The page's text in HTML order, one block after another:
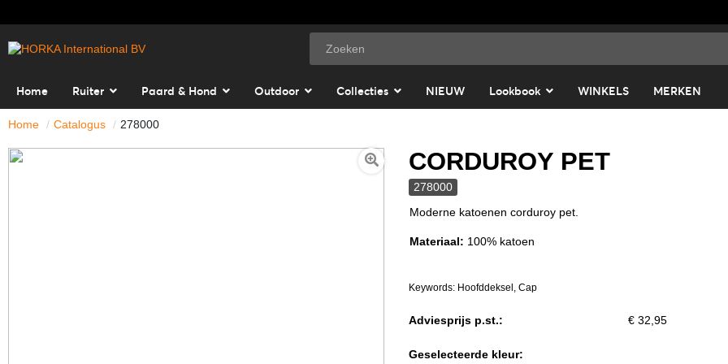
Home Ruiter Paard & Hond Outdoor Collecties NIEUW Lookbook WINKELS MERKEN
Home Catalogus 278000
CORDUROY PET
278000
Moderne katoenen corduroy pet.
Materiaal: 100% katoen
Keywords: Hoofddeksel, Cap
Adviesprijs p.st.: € 32,95
Geselecteerde kleur: